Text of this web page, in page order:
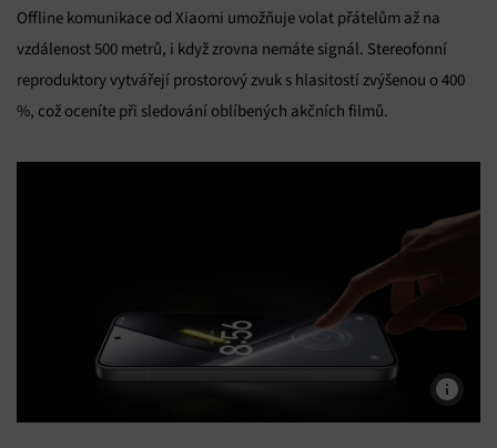
Offline komunikace od Xiaomi umožňuje volat přátelům až na
vzdálenost 500 metrů, i když zrovna nemáte signál. Stereofonní
reproduktory vytvářejí prostorový zvuk s hlasitostí zvýšenou o 400
%, což oceníte při sledování oblíbených akčních filmů.